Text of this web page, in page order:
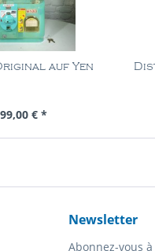
auf Yen
1 Pièce
€ *
Newsletter
Abonnez-vous